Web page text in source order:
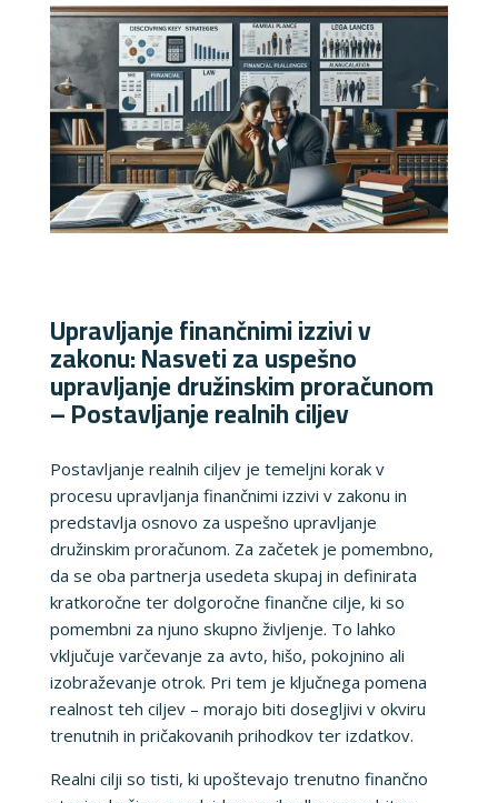
Upravljanje finančnimi izzivi v
zakonu: Nasveti za uspešno
upravljanje družinskim proračunom
– Postavljanje realnih ciljev
Postavljanje realnih ciljev je temeljni korak v
procesu upravljanja finančnimi izzivi v zakonu in
predstavlja osnovo za uspešno upravljanje
družinskim proračunom. Za začetek je pomembno,
da se oba partnerja usedeta skupaj in definirata
kratkoročne ter dolgoročne finančne cilje, ki so
pomembni za njuno skupno življenje. To lahko
vključuje varčevanje za avto, hišo, pokojnino ali
izobraževanje otrok. Pri tem je ključnega pomena
realnost teh ciljev – morajo biti dosegljivi v okviru
trenutnih in pričakovanih prihodkov ter izdatkov.
Realni cilji so tisti, ki upoštevajo trenutno finančno